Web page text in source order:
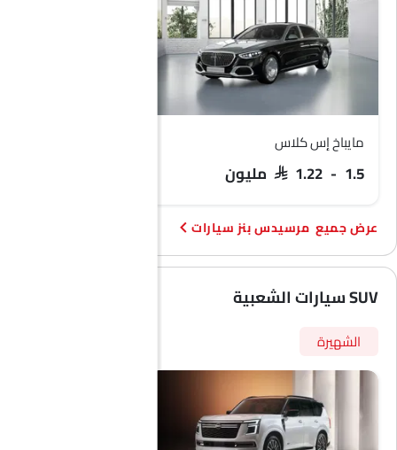
مايباخ إس كلاس
SAR 1.22 - 1.5 مليون
مرسيدس بنز سيارات
SUV سيارات الشعبية
الشهيرة